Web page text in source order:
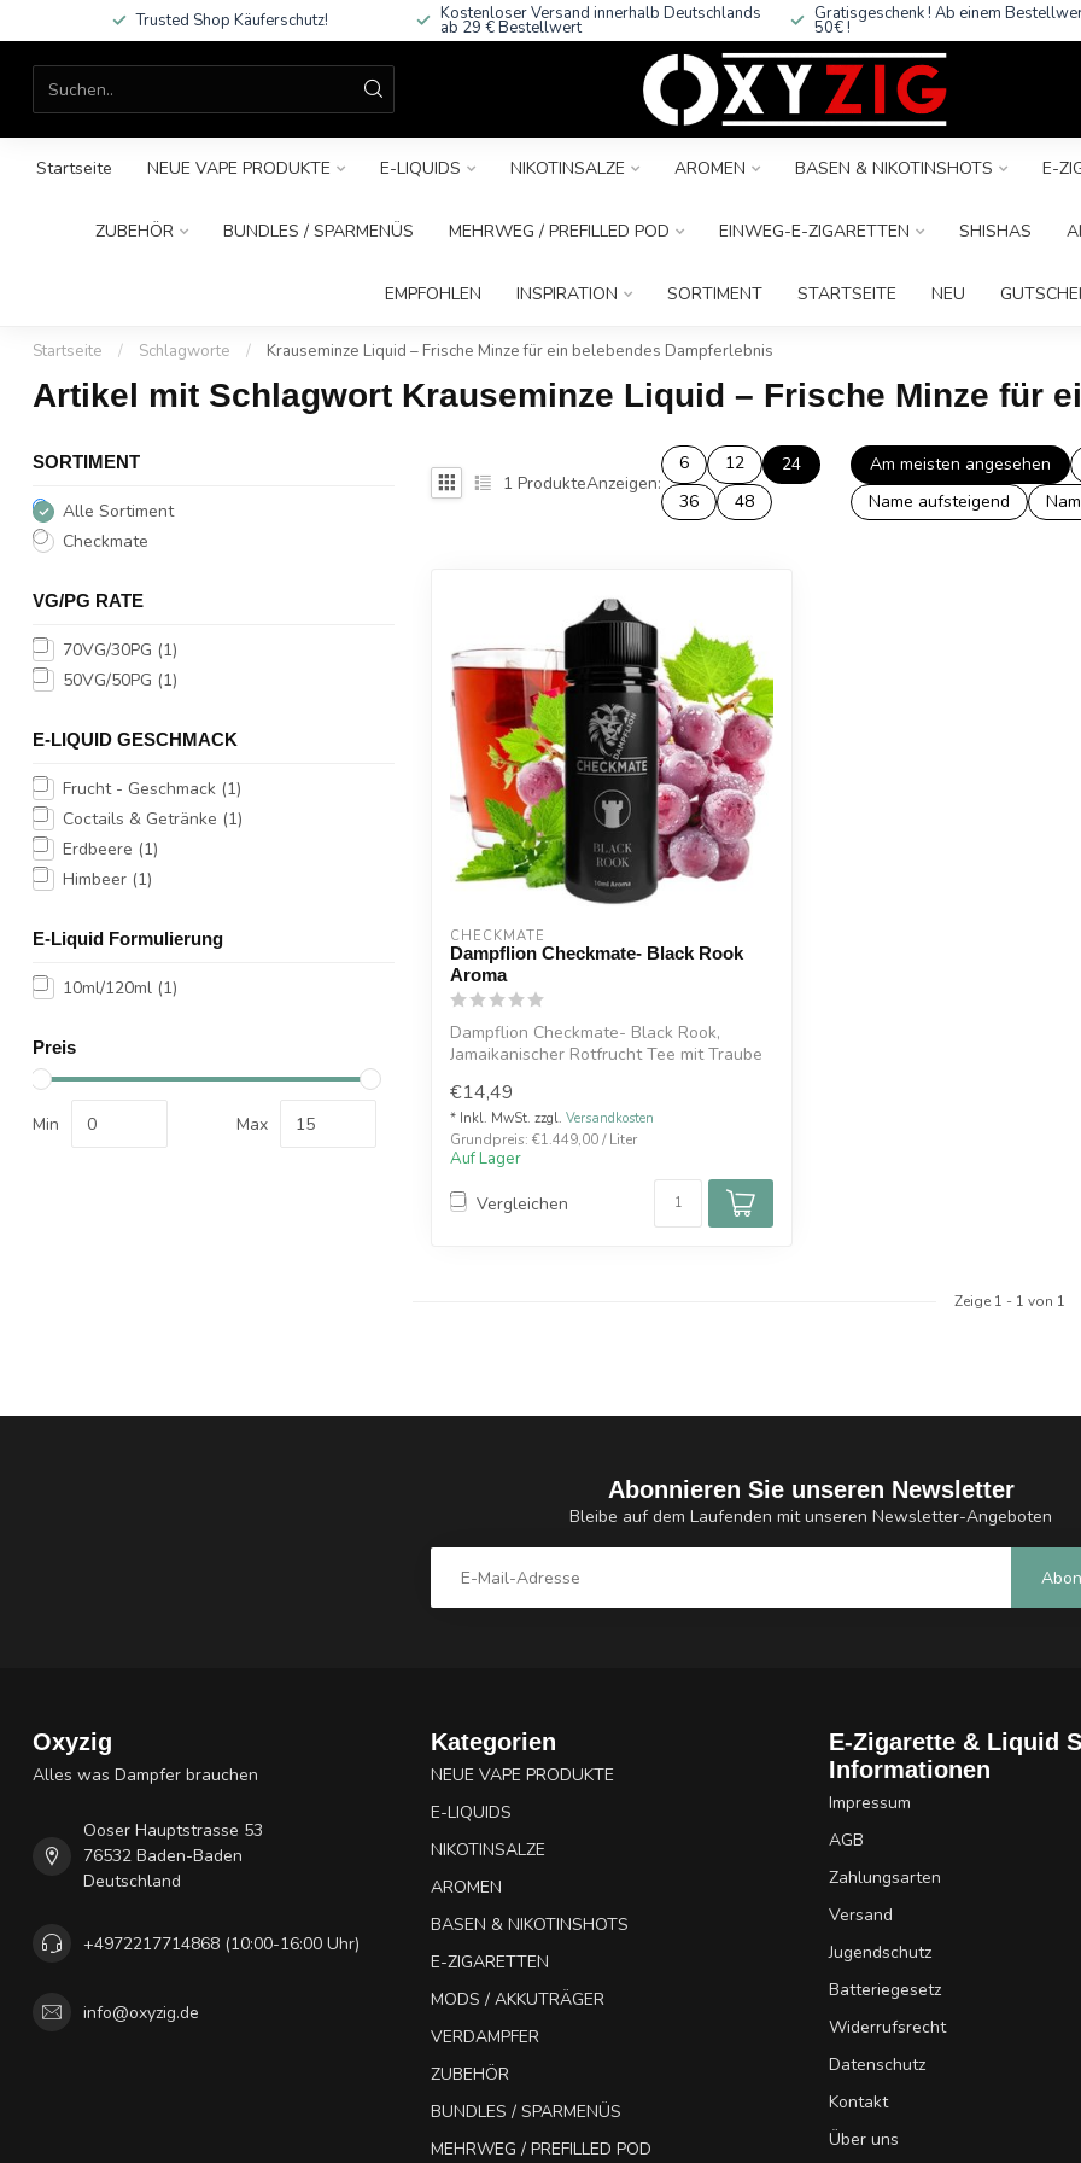
Trusted Shop Käuferschutz! Kostenloser Versand innerhalb Deutschlands
ab 29 € Bestellwert
Gratisgeschenk ! Ab einem
50€ !
Startseite NEUE VAPE PRODUKTE E-LIQUIDS NIKOTINSALZE AROMEN BASEN & NIKOTINSHOTS E-
ZUBEHÖR BUNDLES / SPARMENÜS MEHRWEG / PREFILLED POD EINWEG-E-ZIGARETTEN SHISHAS
EMPFOHLEN INSPIRATION SORTIMENT STARTSEITE NEU
Startseite / Schlagworte / Krauseminze Liquid – Frische Minze für ein belebendes Dampferlebnis
Artikel mit Schlagwort Krauseminze Liquid – Frische Minze für
SORTIMENT
Alle Sortiment
Checkmate
VG/PG RATE
70VG/30PG (1)
50VG/50PG (1)
E-LIQUID GESCHMACK
Frucht - Geschmack (1)
Coctails & Getränke (1)
Erdbeere (1)
Himbeer (1)
E-Liquid Formulierung
10ml/120ml (1)
Preis
Min Max
1 ProdukteAnzeigen:
6 12
24
36
48
Am meisten angesehen
Name aufsteigend
CHECKMATE
Dampflion Checkmate- Black Rook
Aroma
Dampflion Checkmate- Black Rook,
Jamaikanischer Rotfrucht Tee mit Traube
€14,49
* Inkl. MwSt. zzgl. Versandkosten
Grundpreis: €1.449,00 / Liter
Auf Lager
Vergleichen
Zeige 1 - 1 von 1
Abonnieren Sie unseren Newsletter
Bleibe auf dem Laufenden mit unseren Newsletter-Angeboten
Oxyzig
Alles was Dampfer brauchen
Ooser Hauptstrasse 53
76532 Baden-Baden
Deutschland
+4972217714868 (10:00-16:00 Uhr)
info@oxyzig.de
Kategorien
NEUE VAPE PRODUKTE
E-LIQUIDS
NIKOTINSALZE
AROMEN
BASEN & NIKOTINSHOTS
E-ZIGARETTEN
MODS / AKKUTRÄGER
VERDAMPFER
ZUBEHÖR
BUNDLES / SPARMENÜS
MEHRWEG / PREFILLED POD
E-Zigarette & Liquid
Informationen
Impressum
AGB
Zahlungsarten
Versand
Jugendschutz
Batteriegesetz
Widerrufsrecht
Datenschutz
Kontakt
Über uns